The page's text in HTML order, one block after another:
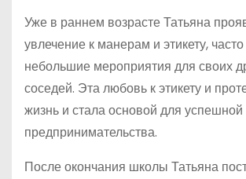
Уже в раннем возрасте Татьяна
увлечение к манерам и этикету,
небольшие мероприятия для своих
соседей. Эта любовь к этикету и
жизнь и стала основой для
предпринимательства.
После окончания школы Татьяна